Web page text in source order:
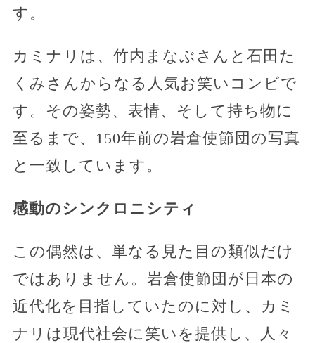
す。
カミナリは、竹内まなぶさんと石田た
くみさんからなる人気お笑いコンビで
す。その姿勢、表情、そして持ち物に
至るまで、150年前の岩倉使節団の写真
と一致しています。
感動のシンクロニシティ
この偶然は、単なる見た目の類似だけ
ではありません。岩倉使節団が日本の
近代化を目指していたのに対し、カミ
ナリは現代社会に笑いを提供し、人々